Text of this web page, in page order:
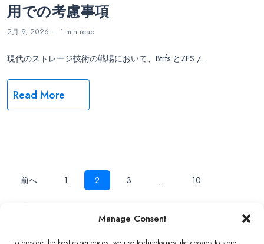
Manage Consent
用での考慮事項
2月 9, 2026 1 min read
現代のストレージ技術の戦場において、Btrfs とZFS /…
Read More
投
前へ 1 2 3 … 10